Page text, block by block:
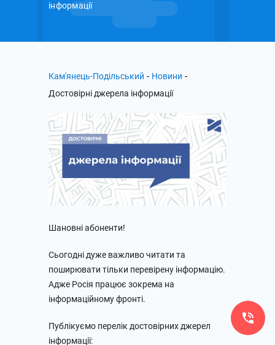
інформації
Кам'янець-Подільський - Новини -
Достовірні джерела інформації
Шановні абоненти!
Сьогодні дуже важливо читати та
поширювати тільки перевірену інформацію.
Адже Росія працює зокрема на
інформаційному фронті.
Публікуємо перелік достовірних джерел
інформації: